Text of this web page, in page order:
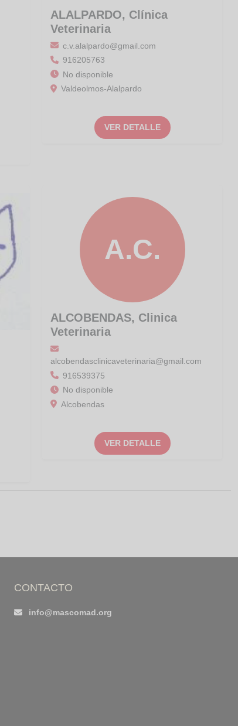
ALALPARDO, Clínica
Veterinaria
c.v.alalpardo@gmail.com
916205763
No disponible
Valdeolmos-Alalpardo
VER DETALLE
A.C.
ALCOBENDAS, Clinica
Veterinaria
alcobendasclinicaveterinaria@gmail.com
916539375
No disponible
Alcobendas
VER DETALLE
CONTACTO
info@mascomad.org